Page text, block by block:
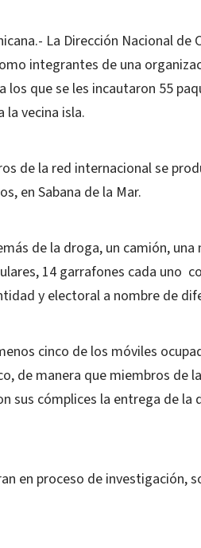
La Dirección Nacional de
integrantes de una
los que se les incautaron 55
la vecina isla.
de la red internacional se
en Sabana de la Mar.
de la droga, un camión, una
14 garrafones cada uno
y electoral a nombre de
cinco de los móviles
de manera que miembros de
sus cómplices la entrega de la
en proceso de investigación,